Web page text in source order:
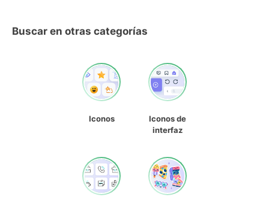
Buscar en otras categorías
Iconos
Iconos de
interfaz